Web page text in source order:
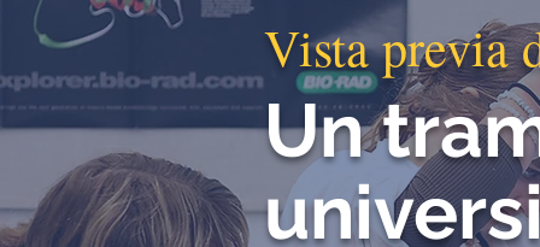
Vista previa
Un